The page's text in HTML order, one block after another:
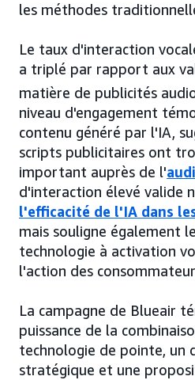
les méthodes
Le taux d'interaction
a triplé par rapport aux
matière de publicités
niveau d'engagement
contenu généré par l'IA,
scripts publicitaires ont
important auprès de l'
d'interaction élevé valide
l'efficacité de l'IA dans
mais souligne également
technologie à activation
l'action des
La campagne de Blueair
puissance de la
technologie de pointe, un
stratégique et une